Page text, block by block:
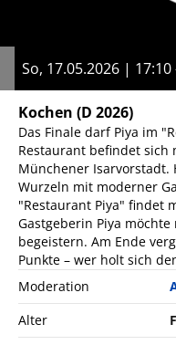
So, 17.05.2026 | 17:10
Kochen (D 2026)
Das Finale darf Piya im
Restaurant befindet
Münchener
Wurzeln mit moderner
"Restaurant Piya" findet
Gastgeberin Piya
begeistern. Am Ende
Punkte – wer holt sich
Moderation
Alter